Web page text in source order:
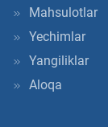
Mahsulotlar
Yechimlar
Yangiliklar
Aloqa